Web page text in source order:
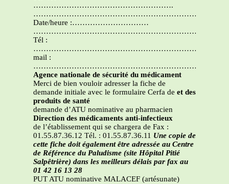
……………………………………………….
………………………………………………………………….
Date/heure :…………………………
………………………………………………………………….
Tél :
……………………………………………………………
mail :
………………………………………………………….
Agence nationale de sécurité du médicament
Merci de bien vouloir adresser la fiche de
demande initiale avec le formulaire Cerfa de et des
produits de santé
demande d’ATU nominative au pharmacien
Direction des médicaments anti-infectieux
de l’établissement qui se chargera de Fax :
01.55.87.36.12 Tél. : 01.55.87.36.11 Une copie de
cette fiche doit également être adressée au Centre
de Référence du Paludisme (site Hôpital Pitié
Salpêtrière) dans les meilleurs délais par fax au
01 42 16 13 28
PUT ATU nominative MALACEF (artésunate)